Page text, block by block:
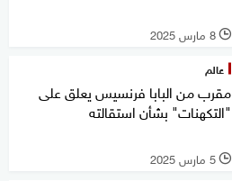
l 8 مارس 2025
عالم
مقرب من البابا فرنسيس يعلق على
"التكهنات" بشأن استقالته
l 5 مارس 2025